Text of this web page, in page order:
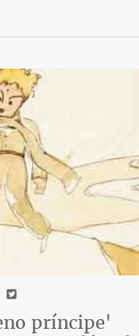
príncipe'